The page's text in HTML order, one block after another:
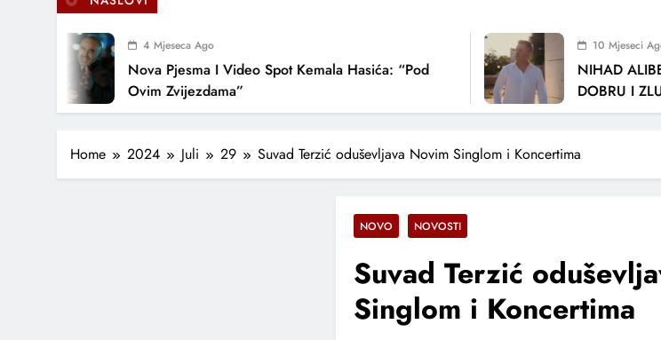
4 Mjeseca Ago
Nova Pjesma I Video Spot Kemala Hasića: “Pod
Ovim Zvijezdama”
10 Mjeseci Ago
NIHAD
DOBRU I ZLU” –
LJUBAVI I
Home 2024 Juli 29 Suvad Terzić oduševljava Novim Singlom i Koncertima
NOVO NOVOSTI
Suvad Terzić
Singlom i Koncertima